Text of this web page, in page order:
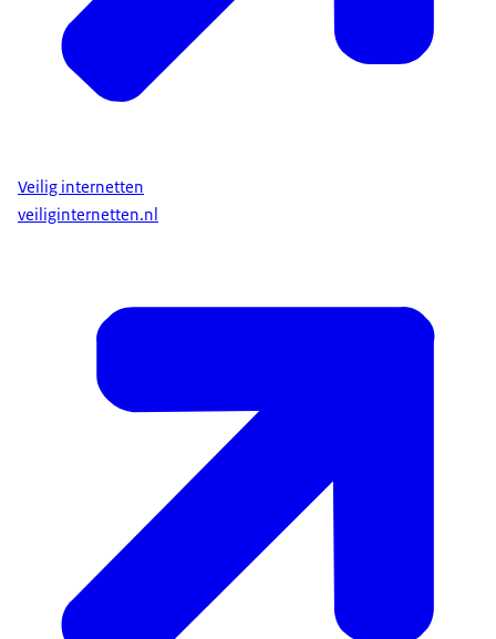
Veilig internetten
veiliginternetten.nl